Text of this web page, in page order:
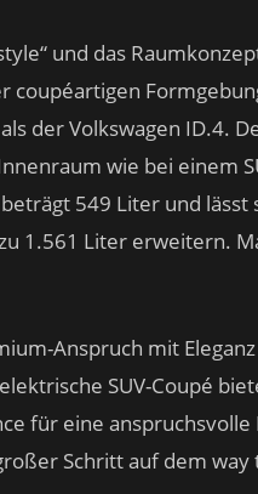
und das
coupéartigen
der Volkswagen ID.4.
wie bei einem
549 Liter und lässt
1.561 Liter erweitern.
Anspruch mit
SUV-Coupé
für eine
Schritt auf dem way